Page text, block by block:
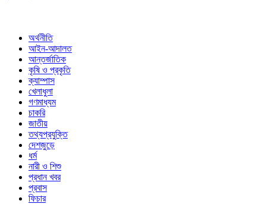
অর্থনীতি
আইন-আদালত
আন্তর্জাতিক
কৃষি ও প্রকৃতি
ক্যাম্পাস
খেলাধুলা
গণমাধ্যম
চাকরি
জাতীয়
তথ্যপ্রযুক্তি
দেশজুড়ে
ধর্ম
নারী ও শিশু
প্রধান খবর
প্রবাস
ফিচার